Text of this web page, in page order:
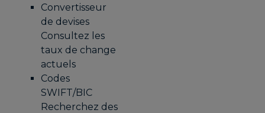
Convertisseur
de devises
Consultez les
taux de change
actuels
Codes
SWIFT/BIC
Recherchez des